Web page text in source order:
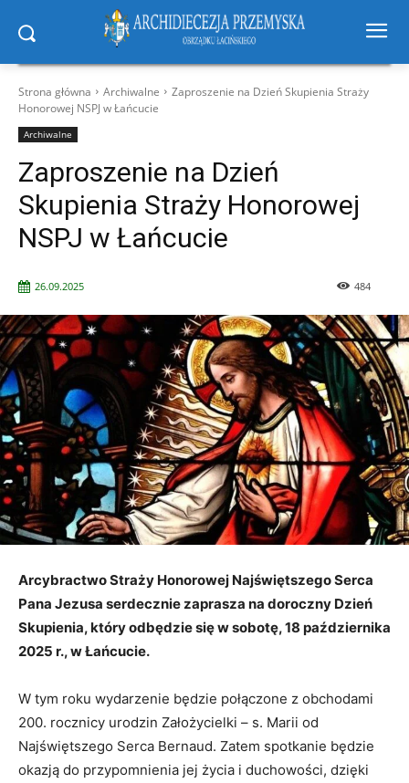
Strona główna Archiwalne
Zaproszenie na Dzień Skupienia Straży
Honorowej NSPJ w Łańcucie
Archiwalne
Zaproszenie na Dzień
Skupienia Straży Honorowej
NSPJ w Łańcucie
26.09.2025 484
Arcybractwo Straży Honorowej Najświętszego Serca
Pana Jezusa serdecznie zaprasza na doroczny Dzień
Skupienia, który odbędzie się w sobotę, 18 października
2025 r., w Łańcucie.
W tym roku wydarzenie będzie połączone z obchodami
200. rocznicy urodzin Założycielki – s. Marii od
Najświętszego Serca Bernaud. Zatem spotkanie będzie
okazją do przypomnienia jej życia i duchowości, dzięki